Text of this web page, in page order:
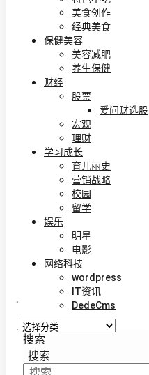
美食创作
经典美食
保健美容
美容减肥
养生保健
财经
股票
爱问财选股
宏观
理财
学习成长
育儿丽史
营销战略
校园
留学
娱乐
明星
电影
网络科技
wordpress
IT资讯
DedeCms
.
.
搜索
搜索